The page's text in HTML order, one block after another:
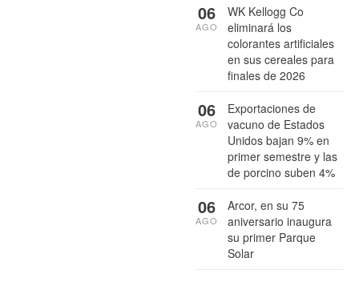
WK Kellogg Co
eliminará los
colorantes artificiales
en sus cereales para
finales de 2026
06
AGO
Exportaciones de
vacuno de Estados
Unidos bajan 9% en
primer semestre y las
de porcino suben 4%
06
AGO
Arcor, en su 75
aniversario inaugura
su primer Parque
Solar
06
AGO